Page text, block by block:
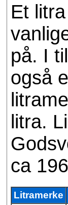
Et
på. I
også
litra.
ca
Litramerke